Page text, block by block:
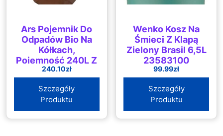
Ars Pojemnik Do
Odpadów Bio Na
Kółkach,
Pojemność 240L Z
Wentylacją
240.10zł
Szczegóły
Produktu
Wenko Kosz Na
Śmieci Z Klapą
Zielony Brasil 6,5L
23583100
99.99zł
Szczegóły
Produktu